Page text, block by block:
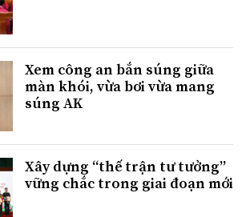
Xem công an bắn súng giữa
màn khói, vừa bơi vừa mang
súng AK
Xây dựng “thế trận tư tưởng”
vững chắc trong giai đoạn mới